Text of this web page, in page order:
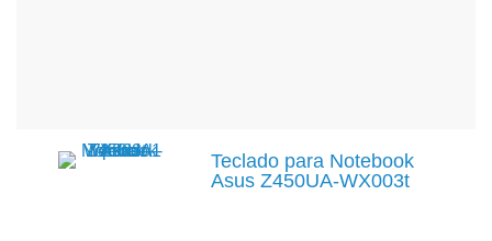
Teclado para Notebook
Asus Z450UA-WX003t